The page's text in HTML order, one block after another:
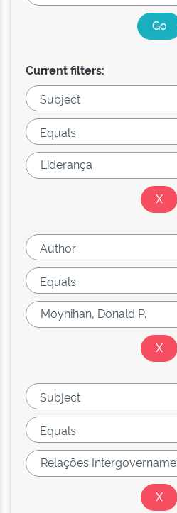
Current filters: